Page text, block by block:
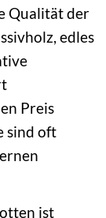
Qualität der
edles
Preis
sind oft
ist